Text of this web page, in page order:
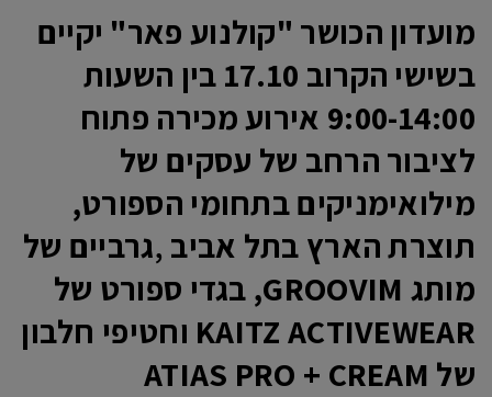
מועדון הכושר "קולנוע פאר" יקיים
בשישי הקרוב 17.10
בין השעות
9:00-14:00 אירוע מכירה פתוח
לציבור הרחב של עסקים של
מילואימניקים בתחומי הספורט,
תוצרת הארץ בתל אביב ,גרביים של
מותג GROOVIM, בגדי ספורט של
KAITZ ACTIVEWEAR וחטיפי חלבון
של ATIAS PRO + CREAM